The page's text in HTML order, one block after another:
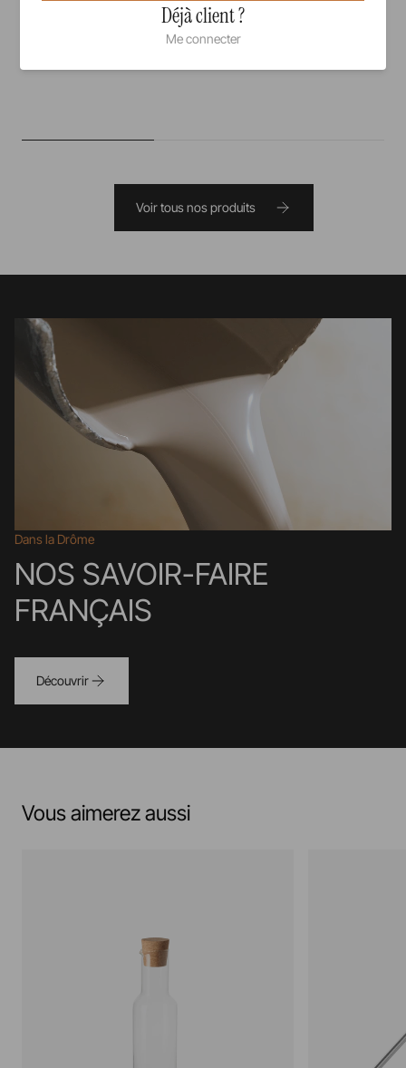
Voir tous nos produits
Dans la Drôme
NOS SAVOIR-FAIRE
FRANÇAIS
Découvrir
Vous aimerez aussi
Déjà client ?
Me connecter